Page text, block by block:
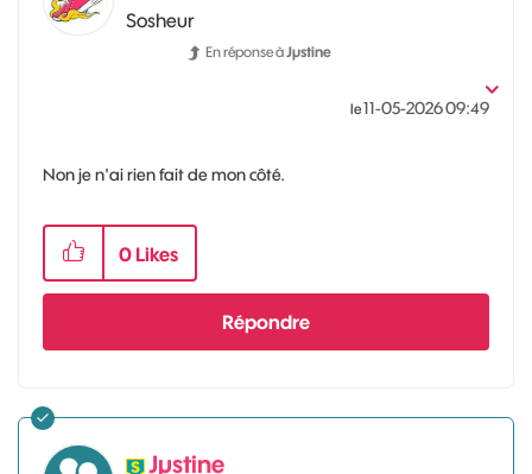
Sosheur
En réponse àJµstine
le‎11-05-202609:49
Non je n'ai rien fait de mon côté.
0 Likes
Répondre
Jµstine